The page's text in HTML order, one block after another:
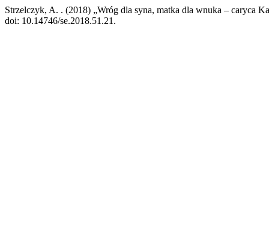
Strzelczyk, A. . (2018) „Wróg dla syna, matka dla wnuka – caryca
doi: 10.14746/se.2018.51.21.